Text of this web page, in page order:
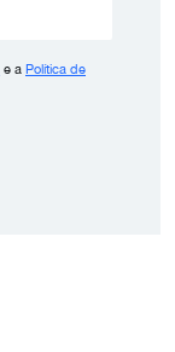
e a Política de